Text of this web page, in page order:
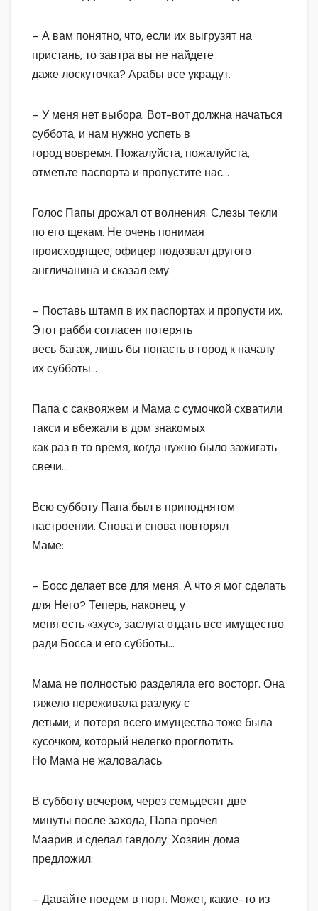
– А вам понятно, что, если их выгрузят на
пристань, то завтра вы не найдете
даже лоскуточка? Арабы все украдут.
– У меня нет выбора. Вот-вот должна начаться
суббота, и нам нужно успеть в
город вовремя. Пожалуйста, пожалуйста,
отметьте паспорта и пропустите нас…
Голос Папы дрожал от волнения. Слезы текли
по его щекам. Не очень понимая
происходящее, офицер подозвал другого
англичанина и сказал ему:
– Поставь штамп в их паспортах и пропусти их.
Этот рабби согласен потерять
весь багаж, лишь бы попасть в город к началу
их субботы…
Папа с саквояжем и Мама с сумочкой схватили
такси и вбежали в дом знакомых
как раз в то время, когда нужно было зажигать
свечи…
Всю субботу Папа был в приподнятом
настроении. Снова и снова повторял
Маме:
– Босс делает все для меня. А что я мог сделать
для Него? Теперь, наконец, у
меня есть «зхус», заслуга отдать все имущество
ради Босса и его субботы…
Мама не полностью разделяла его восторг. Она
тяжело переживала разлуку с
детьми, и потеря всего имущества тоже была
кусочком, который нелегко проглотить.
Но Мама не жаловалась.
В субботу вечером, через семьдесят две
минуты после захода, Папа прочел
Маарив и сделал гавдолу. Хозяин дома
предложил:
– Давайте поедем в порт. Может, какие-то из